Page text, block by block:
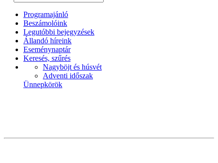
Programajánló
Beszámolóink
Legutóbbi bejegyzések
Állandó híreink
Eseménynaptár
Keresés, szűrés
Nagyböjt és húsvét
Adventi időszak
Ünnepkörök